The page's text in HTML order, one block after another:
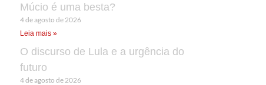
Múcio é uma besta?
4 de agosto de 2026
Leia mais »
O discurso de Lula e a urgência do
futuro
4 de agosto de 2026